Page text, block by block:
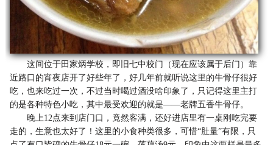
这间位于田家炳学校，即旧七中校门（现在应该属于后门）靠
近路口的宵夜店开了好些年了，好几年前就听说这里的牛骨仔很好
吃，也来吃过一次，不过当时喝过酒没啥印象了，只记得这里主打
的是各种特色小吃，其中最受欢迎的就是——老牌五香牛骨仔。
晚上12点来到店门口，竟然客满，还好进店里有一桌刚吃完要
走的，生意也太好了！这里的小食种类很多，可惜“肚量”有限，只